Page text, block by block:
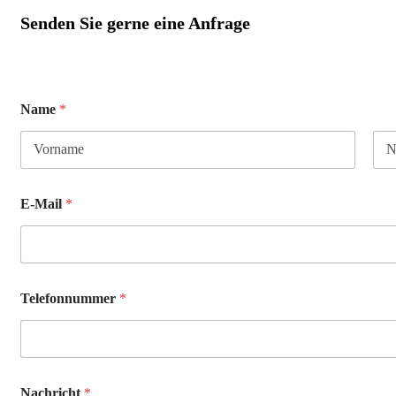
Senden Sie gerne eine Anfrage
Name *
E-Mail *
Telefonnummer *
Nachricht *